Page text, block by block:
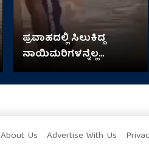
ಪ್ರವಾಹದಲ್ಲಿ ಸಿಲುಕಿದ್ದ
ನಾಯಿಮರಿಗಳನ್ನೆಲ್ಲ
ತಬ್ಬಿಕೊಂಡು ಬಂದ ಬಾಲಕಿ!
About Us Advertise With Us